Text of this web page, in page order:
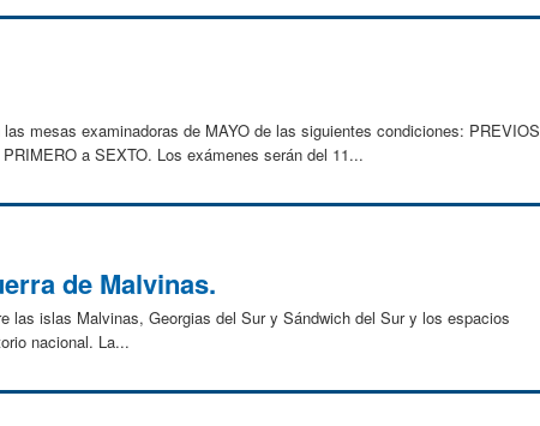
mesas examinadoras de MAYO de las siguientes condiciones: PREVIOS
a SEXTO. Los exámenes serán del 11...
de Malvinas.
las islas Malvinas, Georgias del Sur y Sándwich del Sur y los espacios
nacional. La...